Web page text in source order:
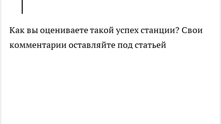
Как вы оцениваете такой успех станции? Свои
комментарии оставляйте под статьей